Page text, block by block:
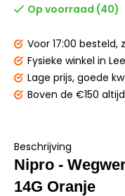
Op voorraad (40)
Voor 17:00 besteld,
Fysieke winkel in
Lage prijs, goede
Boven de €150
Beschrijving
Nipro -
14G Oranje